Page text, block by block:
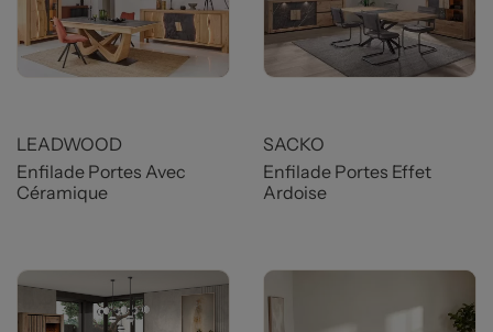
LEADWOOD
Enfilade Portes Avec
Céramique
SACKO
Enfilade Portes Effet
Ardoise